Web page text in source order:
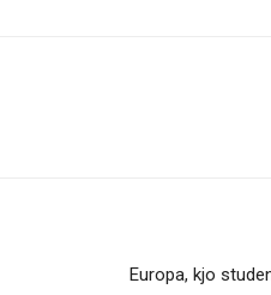
Europa, kjo